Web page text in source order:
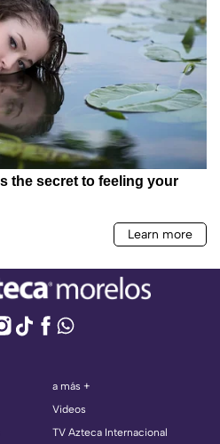
a más +
Videos
TV Azteca Internacional